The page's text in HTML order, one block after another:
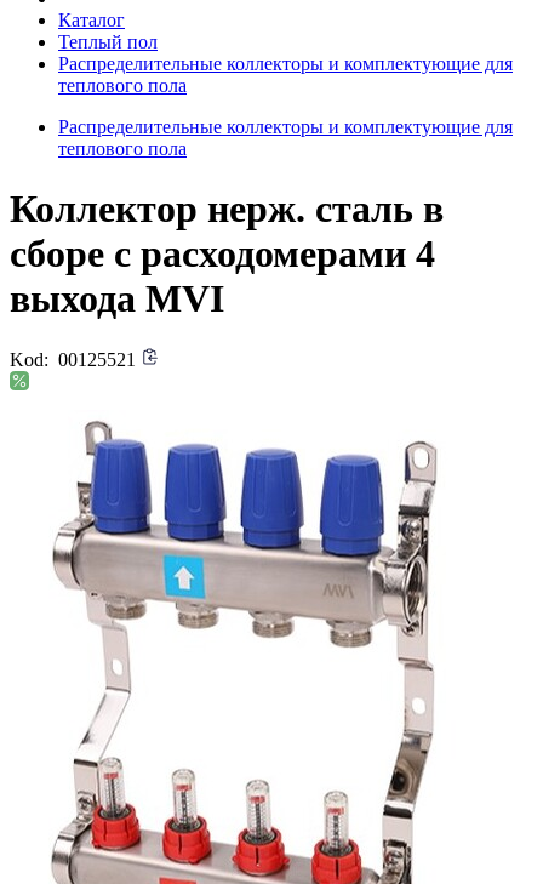
Каталог
Теплый пол
Распределительные коллекторы и комплектующие для
теплового пола
Распределительные коллекторы и комплектующие для
теплового пола
Коллектор нерж. сталь в
сборе с расходомерами 4
выхода MVI
Kod: 00125521